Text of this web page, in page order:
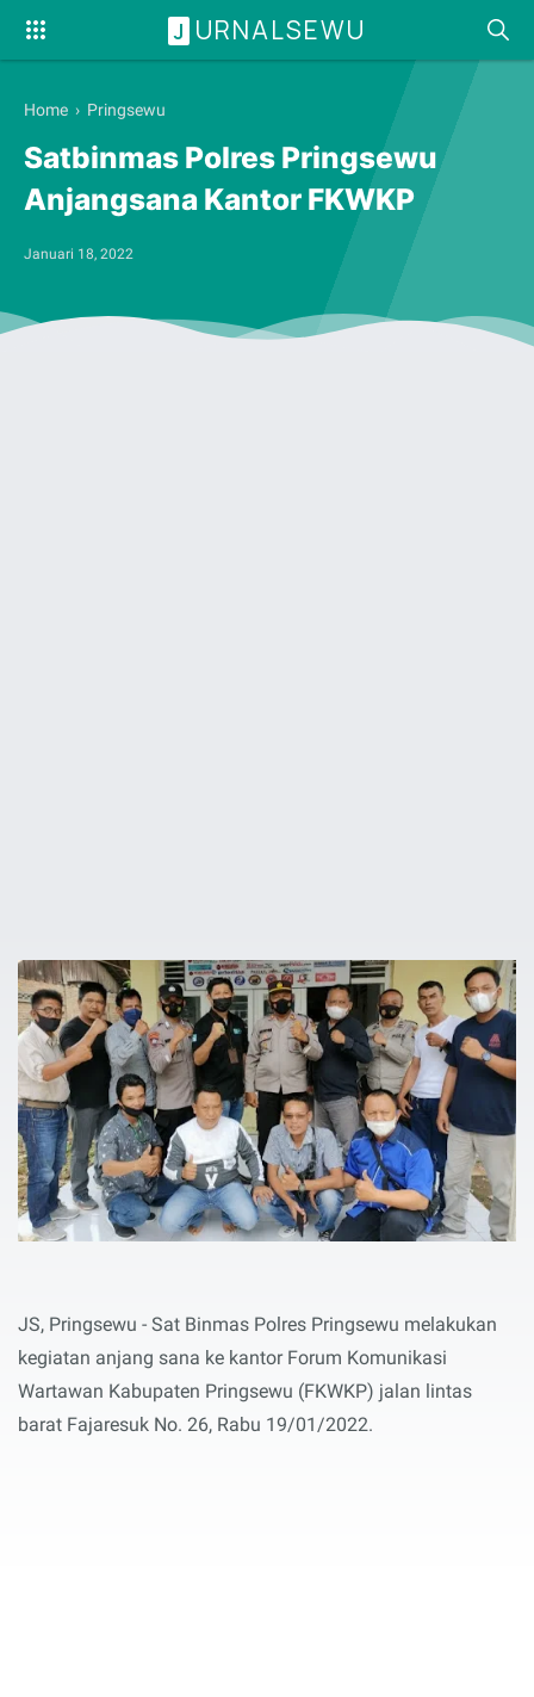
J URNALSEWU
Home › Pringsewu
Satbinmas Polres Pringsewu
Anjangsana Kantor FKWKP
Januari 18, 2022
JS, Pringsewu - Sat Binmas Polres Pringsewu melakukan
kegiatan anjang sana ke kantor Forum Komunikasi
Wartawan Kabupaten Pringsewu (FKWKP) jalan lintas
barat Fajaresuk No. 26, Rabu 19/01/2022.